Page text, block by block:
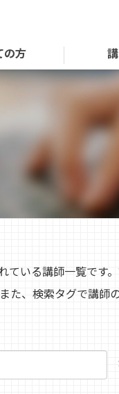
の方
ている講師一覧です
また、検索タグで講師